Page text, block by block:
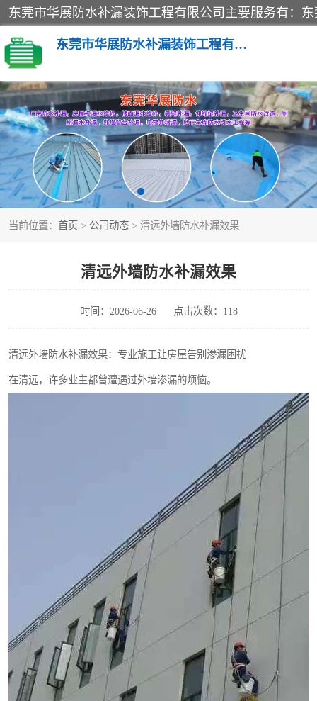
东莞市华展防水补漏装饰工程有限公司
当前位置： 首页 > 公司动态 > 清远外墙防水补漏效果
清远外墙防水补漏效果
时间：2026-06-26 点击次数：118
清远外墙防水补漏效果：专业施工让房屋告别渗漏困扰
在清远，许多业主都曾遭遇过外墙渗漏的烦恼。
楼面防水补漏
阳台卫生间防水补漏
金属房搭建及补漏